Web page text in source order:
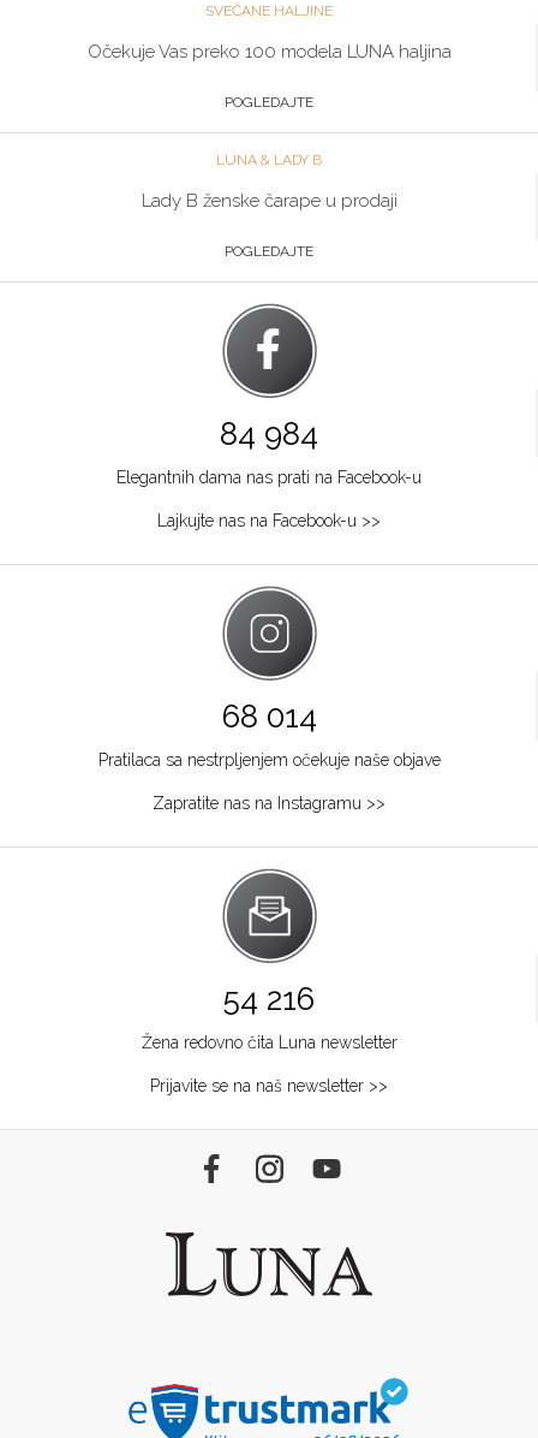
SVEČANE HALJINE
Očekuje Vas preko 100 modela LUNA haljina
POGLEDAJTE
LUNA & LADY B
Lady B ženske čarape u prodaji
POGLEDAJTE
84 984
Elegantnih dama nas prati na Facebook-u
Lajkujte nas na Facebook-u >>
68 014
Pratilaca sa nestrpljenjem očekuje naše objave
Zapratite nas na Instagramu >>
54 216
Žena redovno čita Luna newsletter
Prijavite se na naš newsletter >>